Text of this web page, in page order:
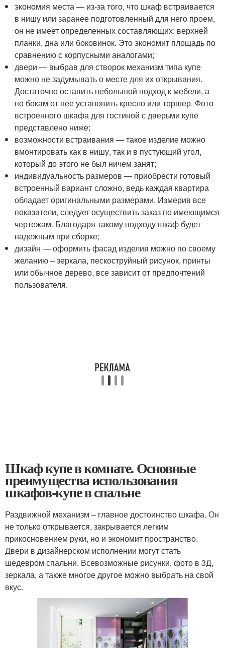
экономия места — из-за того, что шкаф встраивается
в нишу или заранее подготовленный для него проем,
он не имеет определенных составляющих: верхней
планки, дна или боковинок. Это экономит площадь по
сравнению с корпусными аналогами;
двери — выбрав для створок механизм типа купе
можно не задумывать о месте для их открывания.
Достаточно оставить небольшой подход к мебели, а
по бокам от нее установить кресло или торшер. Фото
встроенного шкафа для гостиной с дверьми купе
представлено ниже;
возможности встраивания — такое изделие можно
вмонтировать как в нишу, так и в пустующий угол,
который до этого не был ничем занят;
индивидуальность размеров — приобрести готовый
встроенный вариант сложно, ведь каждая квартира
обладает оригинальными размерами. Измерив все
показатели, следует осуществить заказ по имеющимся
чертежам. Благодаря такому подходу шкаф будет
надежным при сборке;
дизайн — оформить фасад изделия можно по своему
желанию – зеркала, пескоструйный рисунок, принты
или обычное дерево, все зависит от предпочтений
пользователя.
Шкаф купе в комнате. Основные
преимущества использования
шкафов-купе в спальне
Раздвижной механизм – главное достоинство шкафа. Он
не только открывается, закрывается легким
прикосновением руки, но и экономит пространство.
Двери в дизайнерском исполнении могут стать
шедевром спальни. Всевозможные рисунки, фото в 3Д,
зеркала, а также многое другое можно выбрать на свой
вкус.